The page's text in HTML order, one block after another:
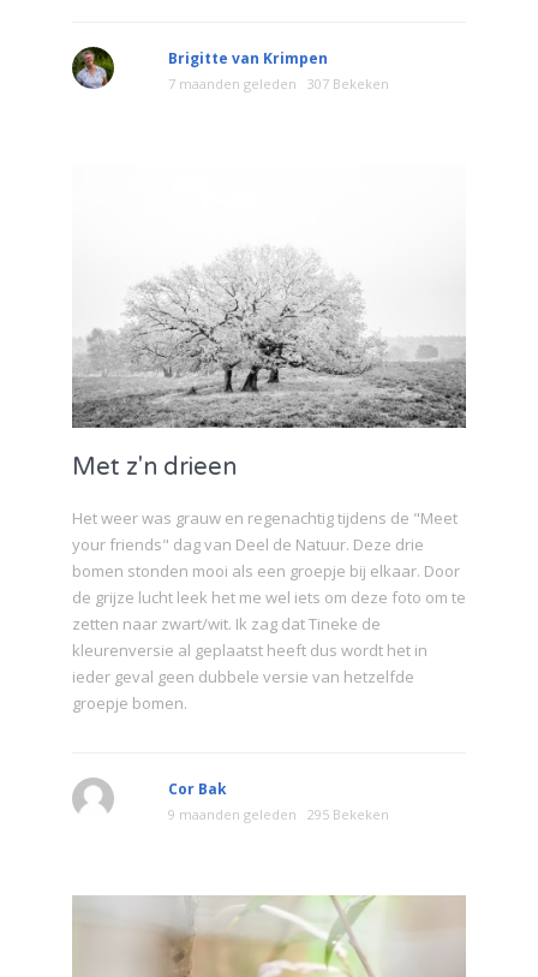
Brigitte van Krimpen
7 maanden geleden 307 Bekeken
Met z'n drieen
Het weer was grauw en regenachtig tijdens de "Meet
your friends" dag van Deel de Natuur. Deze drie
bomen stonden mooi als een groepje bij elkaar. Door
de grijze lucht leek het me wel iets om deze foto om te
zetten naar zwart/wit. Ik zag dat Tineke de
kleurenversie al geplaatst heeft dus wordt het in
ieder geval geen dubbele versie van hetzelfde
groepje bomen.
Cor Bak
9 maanden geleden 295 Bekeken